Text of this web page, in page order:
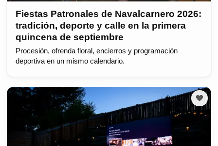
Fiestas Patronales de Navalcarnero 2026:
tradición, deporte y calle en la primera
quincena de septiembre
Procesión, ofrenda floral, encierros y programación
deportiva en un mismo calendario.